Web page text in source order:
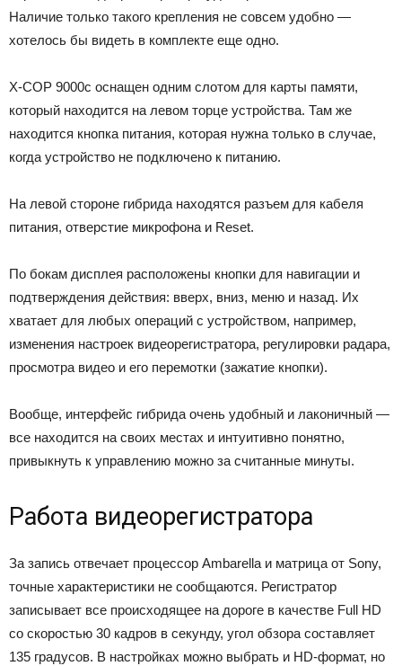
Наличие только такого крепления не совсем удобно —
хотелось бы видеть в комплекте еще одно.
X-COP 9000c оснащен одним слотом для карты памяти,
который находится на левом торце устройства. Там же
находится кнопка питания, которая нужна только в случае,
когда устройство не подключено к питанию.
На левой стороне гибрида находятся разъем для кабеля
питания, отверстие микрофона и Reset.
По бокам дисплея расположены кнопки для навигации и
подтверждения действия: вверх, вниз, меню и назад. Их
хватает для любых операций с устройством, например,
изменения настроек видеорегистратора, регулировки радара,
просмотра видео и его перемотки (зажатие кнопки).
Вообще, интерфейс гибрида очень удобный и лаконичный —
все находится на своих местах и интуитивно понятно,
привыкнуть к управлению можно за считанные минуты.
Работа видеорегистратора
За запись отвечает процессор Ambarella и матрица от Sony,
точные характеристики не сообщаются. Регистратор
записывает все происходящее на дороге в качестве Full HD
со скоростью 30 кадров в секунду, угол обзора составляет
135 градусов. В настройках можно выбрать и HD-формат, но